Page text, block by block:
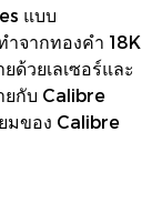
แบบ
จากทองคำ 18K
ด้วยเลเซอร์และ
ยกับ Calibre
มของ Calibre